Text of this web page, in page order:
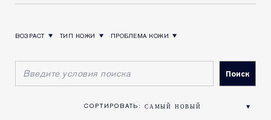
для нормальной/комбинированной кожи.
Нормальная и комбинированная кожа
Многофункциональное средство
ВОЗРАСТ
ТИП КОЖИ
ПРОБЛЕМА КОЖИ